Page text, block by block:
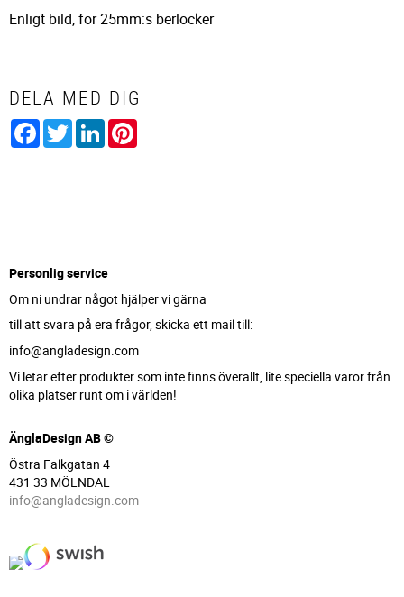
Enligt bild, för 25mm:s berlocker
DELA MED DIG
Facebook
TwitterLinkedIn
Personlig service
Om ni undrar något hjälper vi gärna
till att svara på era frågor, skicka ett mail till:
info@angladesign.com
Vi letar efter produkter som inte finns överallt, lite speciella varor från
olika platser runt om i världen!
ÄnglaDesign AB ©
Östra Falkgatan 4
431 33 MÖLNDAL
info@angladesign.com